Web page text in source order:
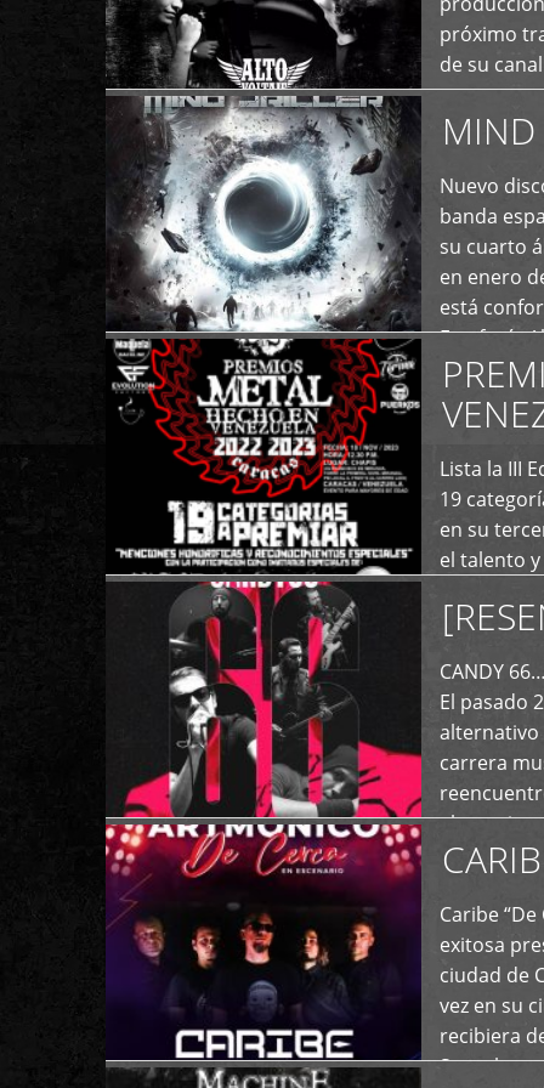
próximo
de su
momento
MIND
Nuevo
banda
su cuarto
en enero
está
Estefanía
+
Lista la III
19
en su
el talento
de las
+
CANDY
El pasado
alternativo
carrera
el exterior
+
Caribe
exitosa
ciudad de
vez en su
recibiera
Store los
+